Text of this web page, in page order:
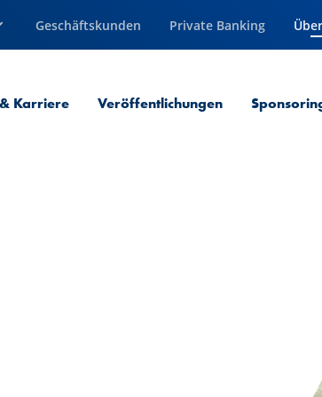
Geschäftskunden Private Banking
Karriere Veröffentlichungen